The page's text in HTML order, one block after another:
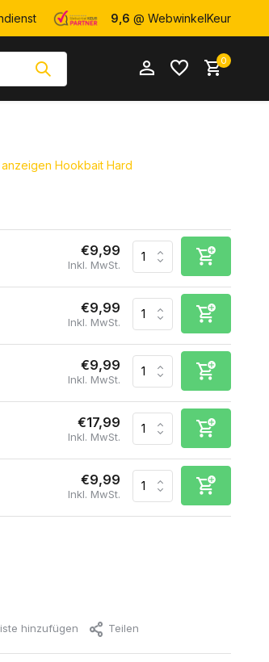
9,6 @ WebwinkelKeur
0
anzeigen Hookbait Hard
€9,99
Inkl. MwSt.
€9,99
Inkl. MwSt.
€9,99
Inkl. MwSt.
€17,99
Inkl. MwSt.
€9,99
Inkl. MwSt.
hinzufügen Teilen